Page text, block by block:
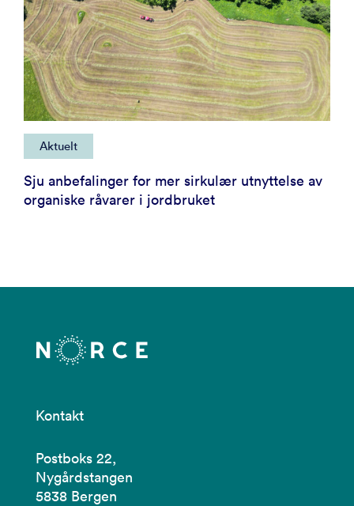
Aktuelt
Sju anbefalinger for mer sirkulær utnyttelse av
organiske råvarer i jordbruket
Kontakt
Postboks 22,
Nygårdstangen
5838 Bergen